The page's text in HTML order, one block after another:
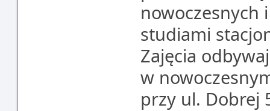
nowoczesnych
studiami
Zajęcia
w
przy ul. Dobrej